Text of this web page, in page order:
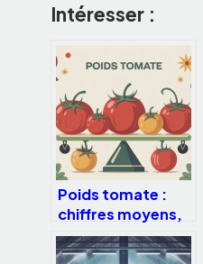
Intéresser :
Poids tomate :
chiffres moyens,
rendements et
conseils pratiques